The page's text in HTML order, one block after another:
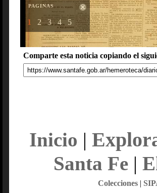
PAGINAS
1 2 3 4 5
Comparte esta noticia copiando el
Inicio |
Santa Fe|
Colecciones|